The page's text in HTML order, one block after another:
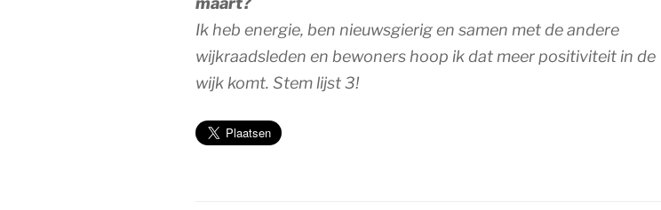
Ik heb energie, ben nieuwsgierig en samen met de andere
wijkraadsleden en bewoners hoop ik dat meer positiviteit in de
wijk komt. Stem lijst 3!